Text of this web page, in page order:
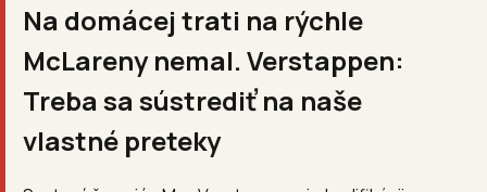
Na domácej trati na rýchle
McLareny nemal. Verstappen:
Treba sa sústrediť na naše
vlastné preteky